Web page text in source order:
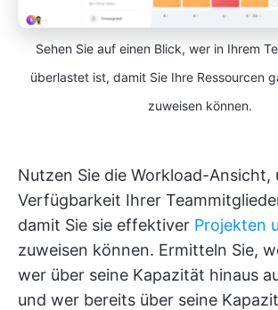
Sehen Sie auf einen Blick, wer in Ihrem
überlastet ist, damit Sie Ihre Ressourcen
zuweisen können.
Nutzen Sie die Workload-
Verfügbarkeit Ihrer
damit Sie sie effektiver Projekten
zuweisen können. Ermitteln Sie,
wer über seine Kapazität hinaus
und wer bereits über seine